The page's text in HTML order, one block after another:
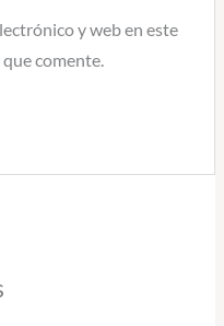
y web en este
comente.